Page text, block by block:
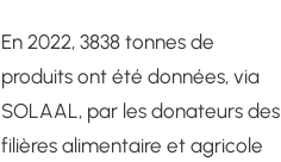
En 2022, 3838 tonnes de
produits ont été données, via
SOLAAL, par les donateurs des
filières alimentaire et agricole